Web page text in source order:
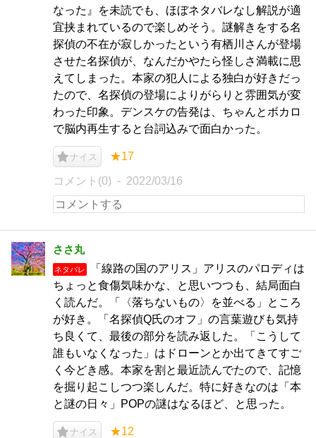
なった』を未読でも、ほぼネタバレなし解説が適
宜挟まれているので楽しめそう。謎解きをする名
探偵の不在が寂しかったという有栖川さんが登場
させた名探偵が、なんだかやたら怪しさ満載に思
えてしまった。本家の犯人による独白が好きだっ
たので、名探偵の登場によりがらりと雰囲気が変
わった印象。デンスケの告発は、ちゃんとボカロ
で脳内再生すると台詞込みで面白かった。
ナイス ★17
コメント(0) 2022/03/16
ささ丸
ネタバレ
「線路の国のアリス」アリスのパロディは
ちょっと食傷気味かな、と思いつつも、結局面白
く読んだ。「〈落ちないもの〉を並べる」ところ
が好き。「名探偵Q氏のオフ」の言葉遊びも気持
ち良くて、最後の部分を読み返した。「こうして
誰もいなくなった」はドローンとか出てきてすご
く今どき感。本家を割と最近読んでたので、記憶
を掘り起こしつつ楽しんだ。特に好きなのは「本
と謎の日々」POPの謎はなるほど、と思った。
ナイス ★12